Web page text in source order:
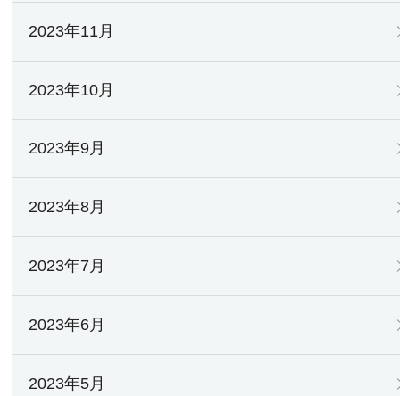
2023年11月
2023年10月
2023年9月
2023年8月
2023年7月
2023年6月
2023年5月